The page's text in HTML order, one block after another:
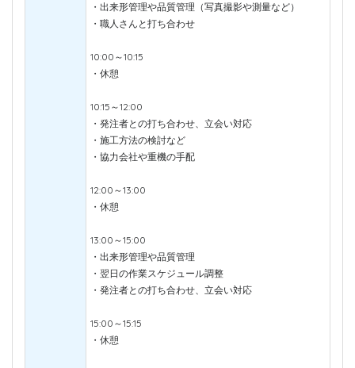
・出来形管理や品質管理（写真撮影や測量など）
・職人さんと打ち合わせ
10:00～10:15
・休憩
10:15～12:00
・発注者との打ち合わせ、立会い対応
・施工方法の検討など
・協力会社や重機の手配
12:00～13:00
・休憩
13:00～15:00
・出来形管理や品質管理
・翌日の作業スケジュール調整
・発注者との打ち合わせ、立会い対応
15:00～15:15
・休憩